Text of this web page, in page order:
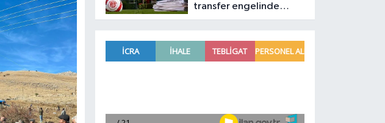
transfer engelinde
sürpriz gelişme